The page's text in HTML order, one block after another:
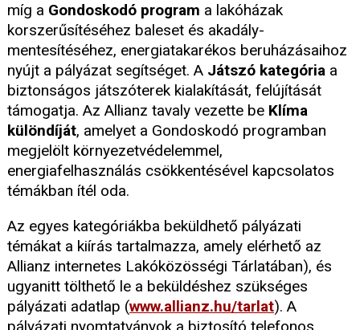
míg a Gondoskodó program a lakóházak
korszerűsítéséhez baleset és akadály-
mentesítéséhez, energiatakarékos beruházásaihoz
nyújt a pályázat segítséget. A Játszó kategória a
biztonságos játszóterek kialakítását, felújítását
támogatja. Az Allianz tavaly vezette be Klíma
különdíját, amelyet a Gondoskodó programban
megjelölt környezetvédelemmel,
energiafelhasználás csökkentésével kapcsolatos
témákban ítél oda.
Az egyes kategóriákba beküldhető pályázati
témákat a kiírás tartalmazza, amely elérhető az
Allianz internetes Lakóközösségi Tárlatában), és
ugyanitt tölthető le a beküldéshez szükséges
pályázati adatlap (www.allianz.hu/tarlat). A